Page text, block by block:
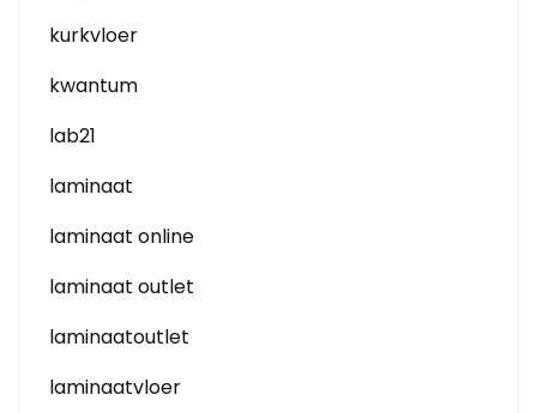
kurkvloer
kwantum
lab21
laminaat
laminaat online
laminaat outlet
laminaatoutlet
laminaatvloer